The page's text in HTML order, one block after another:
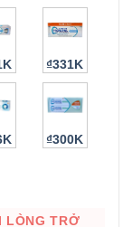
₫331K
₫300K
LÒNG TRỞ